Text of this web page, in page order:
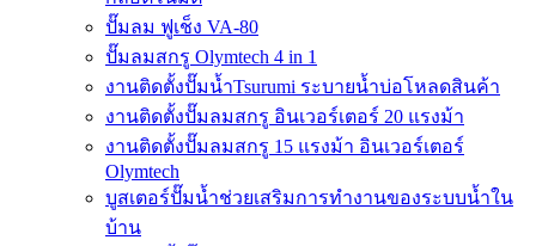
ปั๊มลม ฟูเช็ง VA-80
ปั๊มลมสกรู Olymtech 4 in 1
งานติดตั้งปั๊มน้ำTsurumi ระบายน้ำบ่อโหลดสินค้า
งานติดตั้งปั๊มลมสกรู อินเวอร์เตอร์ 20 แรงม้า
งานติดตั้งปั๊มลมสกรู 15 แรงม้า อินเวอร์เตอร์
Olymtech
บูสเตอร์ปั๊มน้ำช่วยเสริมการทำงานของระบบน้ำใน
บ้าน